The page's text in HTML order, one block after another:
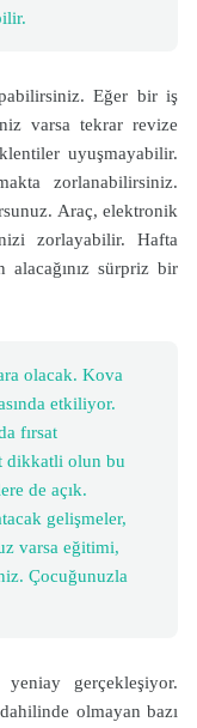
Eğer bir iş
varsa tekrar revize
uyuşmayabilir.
zorlanabilirsiniz.
Araç, elektronik
zorlayabilir. Hafta
sürpriz bir
olacak. Kova
etkiliyor.
fırsat
dikkatli olun bu
de açık.
gelişmeler,
varsa eğitimi,
Çocuğunuzla
gerçekleşiyor.
olmayan bazı